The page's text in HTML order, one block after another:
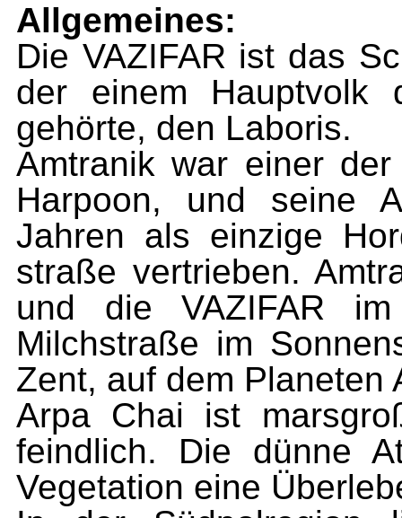
Allgemeines:
Die VAZIFAR ist das
der einem
gehörte, den Laboris.
Amtranik war einer
Harpoon, und seine
Jahren als einzige
straße vertrieben.
und die VAZIFAR im
Milchstraße im
Zent, auf dem Planeten
Arpa Chai ist
feindlich. Die dünne
Vegetation eine